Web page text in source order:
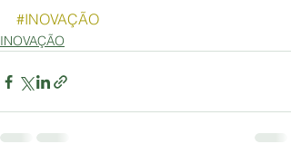
#INOVAÇÃO
INOVAÇÃO